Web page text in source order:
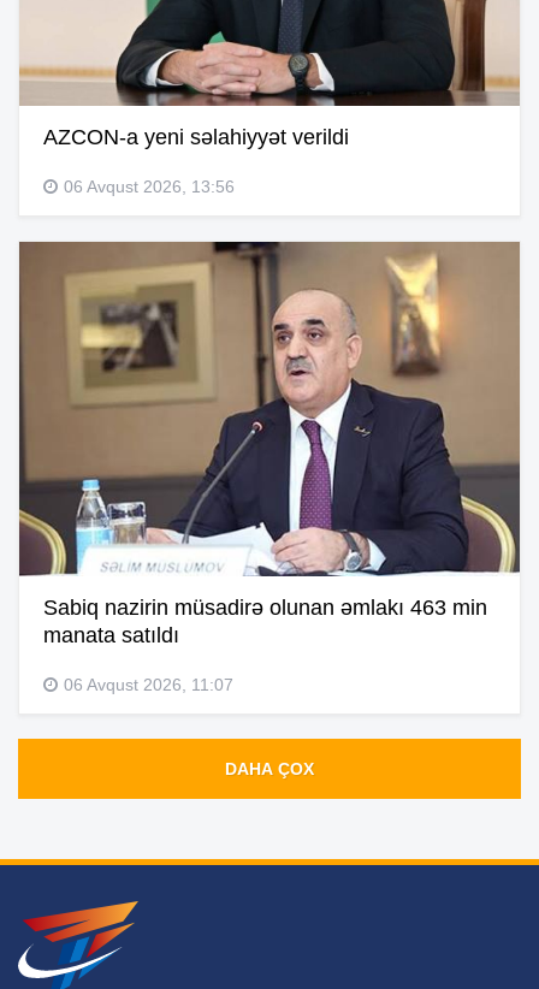
AZCON-a yeni səlahiyyət verildi
06 Avqust 2026, 13:56
Sabiq nazirin müsadirə olunan əmlakı 463 min
manata satıldı
06 Avqust 2026, 11:07
DAHA ÇOX